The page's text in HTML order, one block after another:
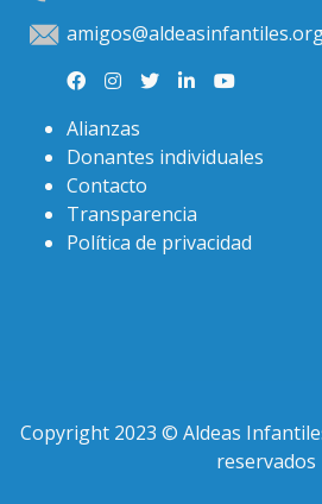
Alianzas
Donantes individuales
Contacto
Transparencia
Política de privacidad
Copyright 2023 © Aldeas
reservados